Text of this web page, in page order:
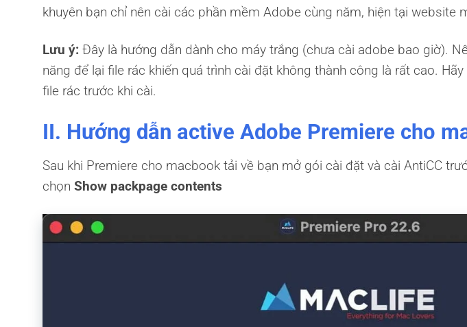
khuyên bạn chỉ nên cài các phần mềm Adobe cùng năm, hiện tại website
Lưu ý: Đây là hướng dẫn dành cho máy trắng (chưa cài adobe bao giờ).
năng để lại file rác khiến quá trình cài đặt không thành công là rất cao.
file rác trước khi cài.
II. Hướng dẫn active Adobe Premiere cho
Sau khi Premiere cho macbook tải về bạn mở gói cài đặt và cài AntiCC
chọn Show packpage contents